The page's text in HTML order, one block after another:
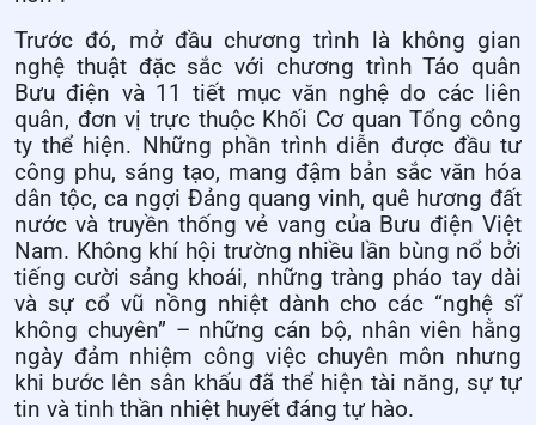
Trước đó, mở đầu chương trình là không gian
nghệ thuật đặc sắc với chương trình Táo quân
Bưu điện và 11 tiết mục văn nghệ do các liên
quân, đơn vị trực thuộc Khối Cơ quan Tổng công
ty thể hiện. Những phần trình diễn được đầu tư
công phu, sáng tạo, mang đậm bản sắc văn hóa
dân tộc, ca ngợi Đảng quang vinh, quê hương đất
nước và truyền thống vẻ vang của Bưu điện Việt
Nam. Không khí hội trường nhiều lần bùng nổ bởi
tiếng cười sảng khoái, những tràng pháo tay dài
và sự cổ vũ nồng nhiệt dành cho các “nghệ sĩ
không chuyên” – những cán bộ, nhân viên hằng
ngày đảm nhiệm công việc chuyên môn nhưng
khi bước lên sân khấu đã thể hiện tài năng, sự tự
tin và tinh thần nhiệt huyết đáng tự hào.